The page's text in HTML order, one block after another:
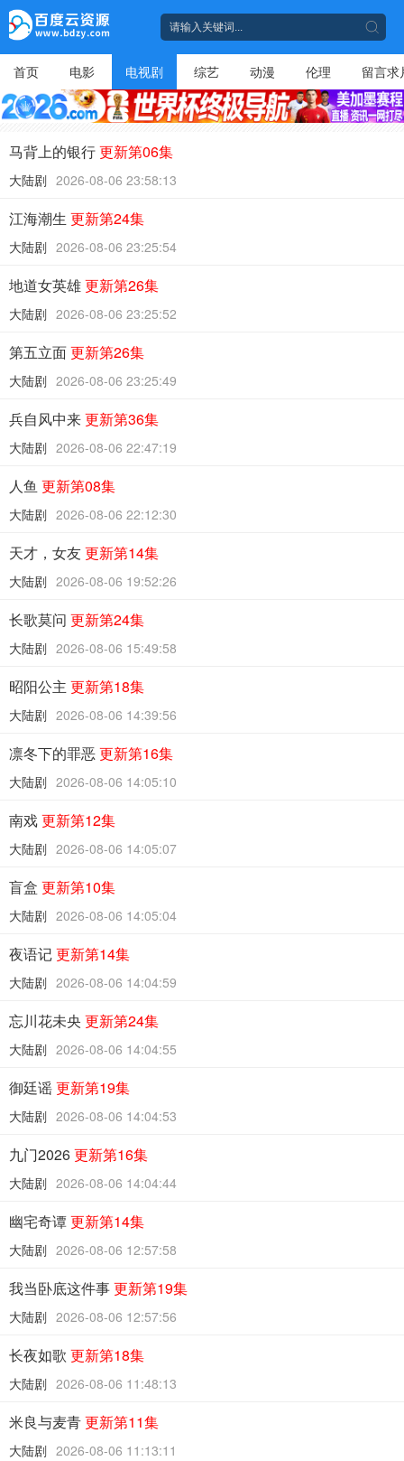
首页 电影 电视剧 综艺 动漫 伦理 留言求
马背上的银行更新第06集
大陆剧 2026-08-06 23:58:13
江海潮生 更新第24集
大陆剧 2026-08-06 23:25:54
地道女英雄更新第26集
大陆剧 2026-08-06 23:25:52
第五立面更新第26集
大陆剧 2026-08-06 23:25:49
兵自风中来更新第36集
大陆剧 2026-08-06 22:47:19
人鱼 更新第08集
大陆剧 2026-08-06 22:12:30
天才，女友更新第14集
大陆剧 2026-08-06 19:52:26
长歌莫问 更新第24集
大陆剧 2026-08-06 15:49:58
昭阳公主 更新第18集
大陆剧 2026-08-06 14:39:56
凛冬下的罪恶更新第16集
大陆剧 2026-08-06 14:05:10
南戏更新第12集
大陆剧 2026-08-06 14:05:07
盲盒 更新第10集
大陆剧 2026-08-06 14:05:04
夜语记更新第14集
大陆剧 2026-08-06 14:04:59
忘川花未央 更新第24集
大陆剧 2026-08-06 14:04:55
御廷谣更新第19集
大陆剧 2026-08-06 14:04:53
九门2026更新第16集
大陆剧 2026-08-06 14:04:44
幽宅奇谭更新第14集
大陆剧 2026-08-06 12:57:58
我当卧底这件事更新第19集
大陆剧 2026-08-06 12:57:56
长夜如歌 更新第18集
大陆剧 2026-08-06 11:48:13
米良与麦青更新第11集
大陆剧 2026-08-06 11:13:11